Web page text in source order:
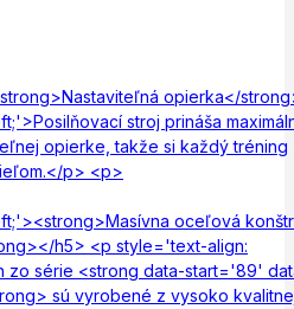
opierka</
stroj prináša
opierke, takže si každý tréning
p> <p>
oceľová
h5> <p style='text-align:
zo série <strong data-start='89'
sú vyrobené z vysoko